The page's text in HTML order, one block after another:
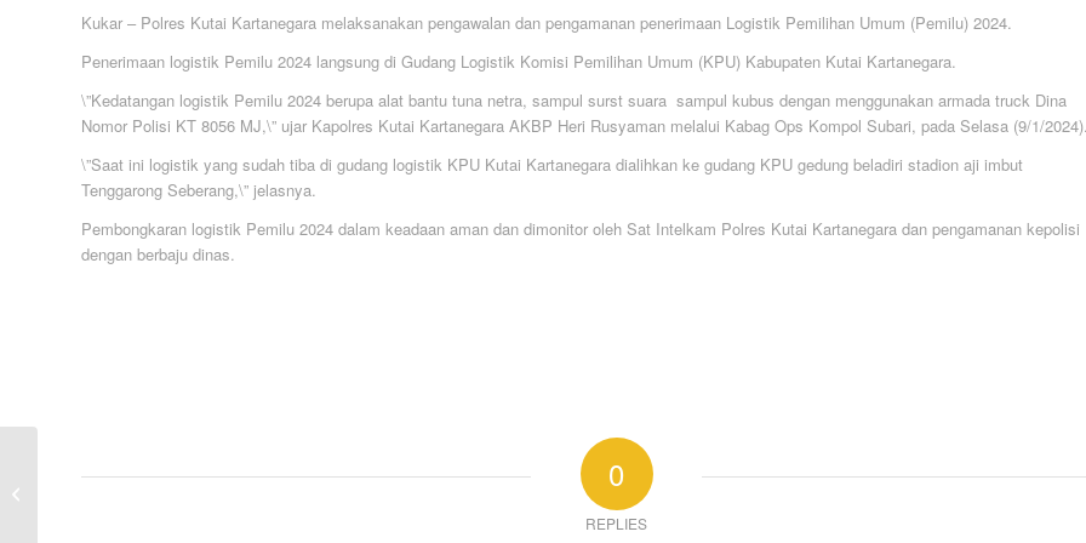
Kukar – Polres Kutai Kartanegara melaksanakan pengawalan dan pengamanan penerimaan Logistik Pemilihan Umum (Pemilu) 2024.
Penerimaan logistik Pemilu 2024 langsung di Gudang Logistik Komisi Pemilihan Umum (KPU) Kabupaten Kutai Kartanegara.
\”Kedatangan logistik Pemilu 2024 berupa alat bantu tuna netra, sampul surst suara sampul kubus dengan menggunakan armada truck Dina
Nomor Polisi KT 8056 MJ,\” ujar Kapolres Kutai Kartanegara AKBP Heri Rusyaman melalui Kabag Ops Kompol Subari, pada Selasa (9/1/
\”Saat ini logistik yang sudah tiba di gudang logistik KPU Kutai Kartanegara dialihkan ke gudang KPU gedung beladiri stadion aji imbut
Tenggarong Seberang,\” jelasnya.
Pembongkaran logistik Pemilu 2024 dalam keadaan aman dan dimonitor oleh Sat Intelkam Polres Kutai Kartanegara dan pengamanan kepolisi
dengan berbaju dinas.
0
REPLIES